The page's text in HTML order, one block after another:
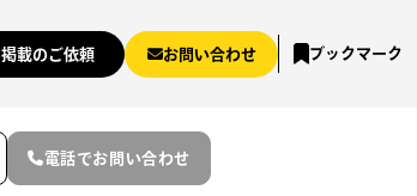
掲載のご依頼 お問い合わせ ブックマーク
電話でお問い合わせ